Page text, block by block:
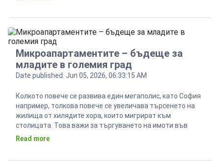
Микроапартаментите – бъдеще за
младите в големия град
Date published: Jun 05, 2026, 06:33:15 AM
Колкото повече се развива един мегаполис, като София
например, толкова повече се увеличава търсенето на
жилища от хилядите хора, които мигрират към
столицата. Това важи за търгуването на имоти във
всички големи пазарни икономики по света и води до
Read more